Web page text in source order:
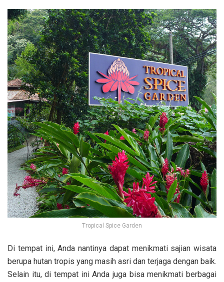
Tropical Spice Garden
Di tempat ini, Anda nantinya dapat menikmati sajian wisata
berupa hutan tropis yang masih asri dan terjaga dengan baik.
Selain itu, di tempat ini Anda juga bisa menikmati berbagai